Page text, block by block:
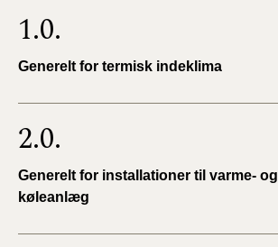
BR18 (1/1-9/3 2020)
BR18 (1/1-4/7 2019)
2018)
1.0.
Generelt for termisk indeklima
2.0.
Generelt for installationer til varme- og
køleanlæg